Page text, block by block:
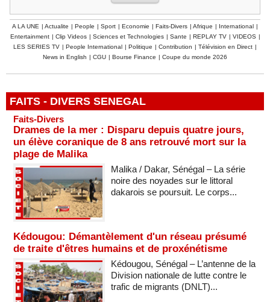
A LA UNE | Actualite | People | Sport | Economie | Faits-Divers | Afrique | International |
Entertainment | Clip Videos | Sciences et Technologies | Sante | REPLAY TV | VIDEOS |
LES SERIES TV | People International | Politique | Contribution | Télévision en Direct |
News in English | CGU | Bourse Finance | Coupe du monde 2026
FAITS - DIVERS SENEGAL
Faits-Divers
Drames de la mer : Disparu depuis quatre jours,
un élève coranique de 8 ans retrouvé mort sur la
plage de Malika
Malika / Dakar, Sénégal – La série
noire des noyades sur le littoral
dakarois se poursuit. Le corps...
Kédougou: Démantèlement d'un réseau présumé
de traite d'êtres humains et de proxénétisme
Kédougou, Sénégal – L’antenne de la
Division nationale de lutte contre le
trafic de migrants (DNLT)...